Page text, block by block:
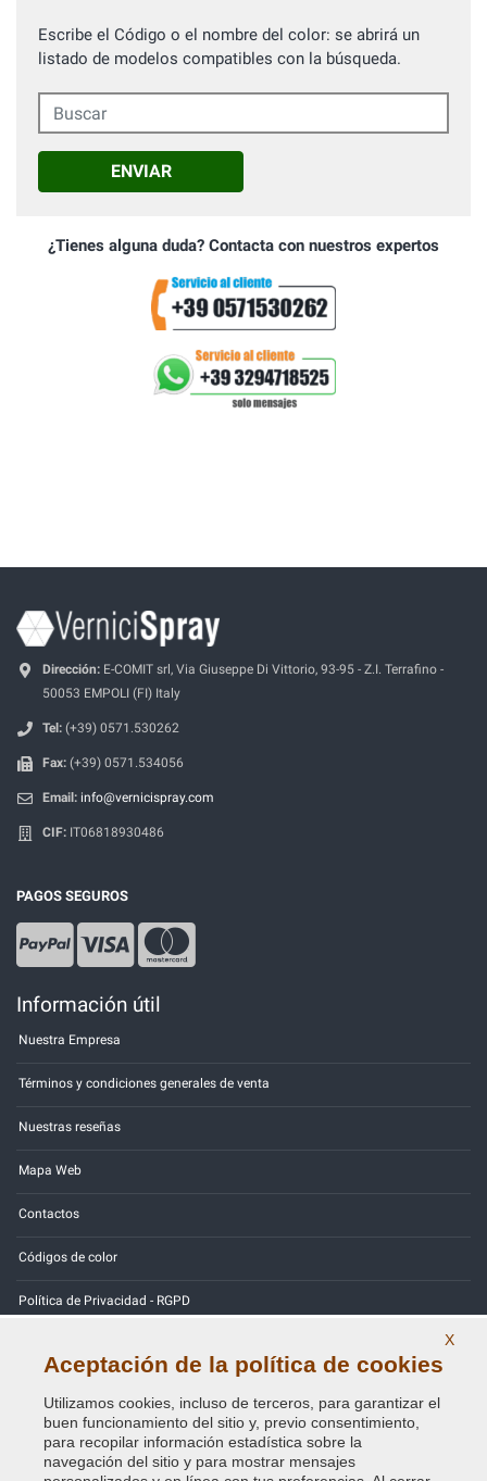
Escribe el Código o el nombre del color: se abrirá un
listado de modelos compatibles con la búsqueda.
Buscar
ENVIAR
¿Tienes alguna duda? Contacta con nuestros expertos
Dirección: E-COMIT srl, Via Giuseppe Di Vittorio, 93-95 - Z.I. Terrafino -
50053 EMPOLI (FI) Italy
Tel: (+39) 0571.530262
Fax: (+39) 0571.534056
Email: info@vernicispray.com
CIF: IT06818930486
PAGOS SEGUROS
Información útil
Nuestra Empresa
Términos y condiciones generales de venta
Nuestras reseñas
Mapa Web
Contactos
Códigos de color
Política de Privacidad - RGPD
Copyright © 2014 - 2026. All Rights Reserved.
Visitantes En Línea: 283
Credits: E-COMIT
X
Aceptación de la política de cookies
Utilizamos cookies, incluso de terceros, para garantizar el
buen funcionamiento del sitio y, previo consentimiento,
para recopilar información estadística sobre la
navegación del sitio y para mostrar mensajes